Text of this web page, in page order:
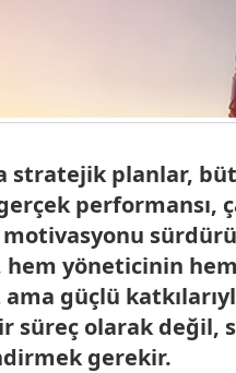
stratejik planlar,
performansı,
motivasyonu
yöneticinin
ama güçlü
süreç olarak değil,
gerekir.